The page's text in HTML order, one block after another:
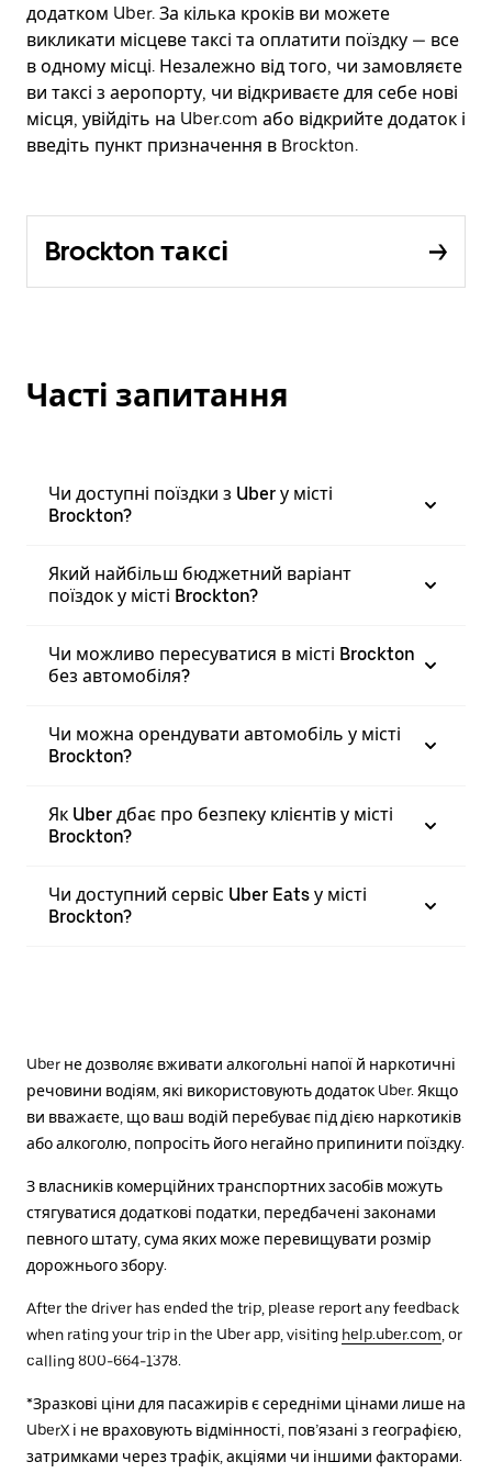
додатком Uber. За кілька кроків ви можете
викликати місцеве таксі та оплатити поїздку — все
в одному місці. Незалежно від того, чи замовляєте
ви таксі з аеропорту, чи відкриваєте для себе нові
місця, увійдіть на Uber.com або відкрийте додаток і
введіть пункт призначення в Brockton.
Brockton таксі
Часті запитання
Чи доступні поїздки з Uber у місті
Brockton?
Який найбільш бюджетний варіант
поїздок у місті Brockton?
Чи можливо пересуватися в місті Brockton
без автомобіля?
Чи можна орендувати автомобіль у місті
Brockton?
Як Uber дбає про безпеку клієнтів у місті
Brockton?
Чи доступний сервіс Uber Eats у місті
Brockton?
Uber не дозволяє вживати алкогольні напої й наркотичні
речовини водіям, які використовують додаток Uber. Якщо
ви вважаєте, що ваш водій перебуває під дією наркотиків
або алкоголю, попросіть його негайно припинити поїздку.
З власників комерційних транспортних засобів можуть
стягуватися додаткові податки, передбачені законами
певного штату, сума яких може перевищувати розмір
дорожнього збору.
After the driver has ended the trip, please report any feedback
when rating your trip in the Uber app, visiting help.uber.com , or
calling 800-664-1378.
*Зразкові ціни для пасажирів є середніми цінами лише на
UberX і не враховують відмінності, пов’язані з географією,
затримками через трафік, акціями чи іншими факторами.